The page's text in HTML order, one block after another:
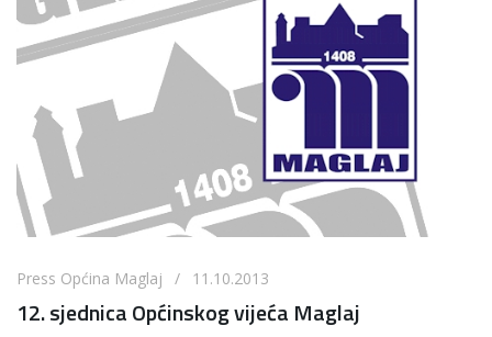
Press Općina Maglaj / 11.10.2013
12. sjednica Općinskog vijeća Maglaj